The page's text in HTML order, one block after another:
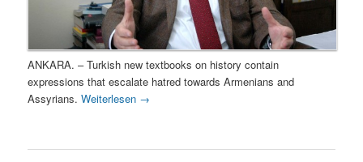
ANKARA. – Turkish new textbooks on history contain
expressions that escalate hatred towards Armenians and
Assyrians.Weiterlesen →